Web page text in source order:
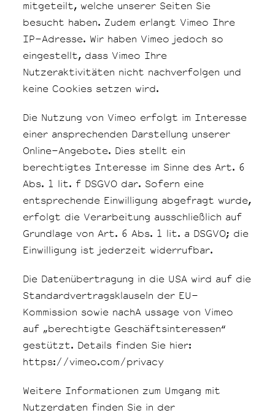
mitgeteilt, welche unserer Seiten Sie
besucht haben. Zudem erlangt Vimeo Ihre
IP-Adresse. Wir haben Vimeo jedoch so
eingestellt, dass Vimeo Ihre
Nutzeraktivitäten nicht nachverfolgen und
keine Cookies setzen wird.
Die Nutzung von Vimeo erfolgt im Interesse
einer ansprechenden Darstellung unserer
Online-Angebote. Dies stellt ein
berechtigtes Interesse im Sinne des Art. 6
Abs. 1 lit. f DSGVO dar. Sofern eine
entsprechende Einwilligung abgefragt wurde,
erfolgt die Verarbeitung ausschließlich auf
Grundlage von Art. 6 Abs. 1 lit. a DSGVO; die
Einwilligung ist jederzeit widerrufbar.
Die Datenübertragung in die USA wird auf die
Standardvertragsklauseln der EU-
Kommission sowie nachA ussage von Vimeo
auf „berechtigte Geschäftsinteressen“
gestützt. Details finden Sie hier:
https://vimeo.com/privacy
Weitere Informationen zum Umgang mit
Nutzerdaten finden Sie in der